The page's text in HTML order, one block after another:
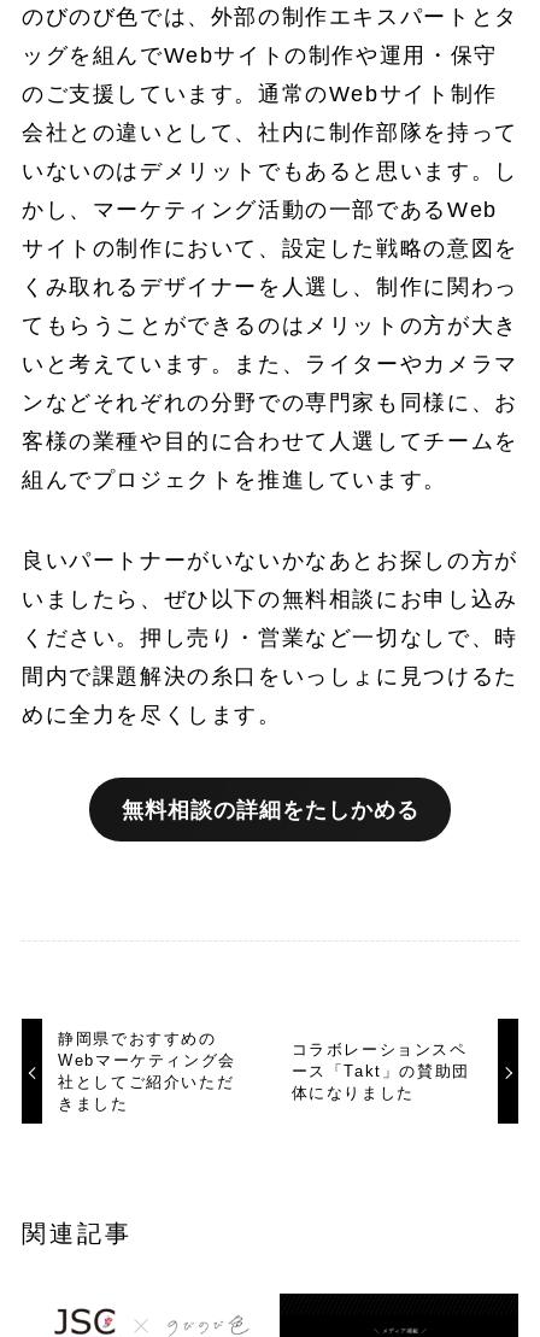
のびのび色では、外部の制作エキスパートとタ
ッグを組んでWebサイトの制作や運用・保守
のご支援しています。通常のWebサイト制作
会社との違いとして、社内に制作部隊を持って
いないのはデメリットでもあると思います。し
かし、マーケティング活動の一部であるWeb
サイトの制作において、設定した戦略の意図を
くみ取れるデザイナーを人選し、制作に関わっ
てもらうことができるのはメリットの方が大き
いと考えています。また、ライターやカメラマ
ンなどそれぞれの分野での専門家も同様に、お
客様の業種や目的に合わせて人選してチームを
組んでプロジェクトを推進しています。
良いパートナーがいないかなあとお探しの方が
いましたら、ぜひ以下の無料相談にお申し込み
ください。押し売り・営業など一切なしで、時
間内で課題解決の糸口をいっしょに見つけるた
めに全力を尽くします。
無料相談の詳細をたしかめる
静岡県でおすすめの
Webマーケティング会
社としてご紹介いただ
きました
コラボレーションスペ
ース「Takt」の賛助団
体になりました
関連記事